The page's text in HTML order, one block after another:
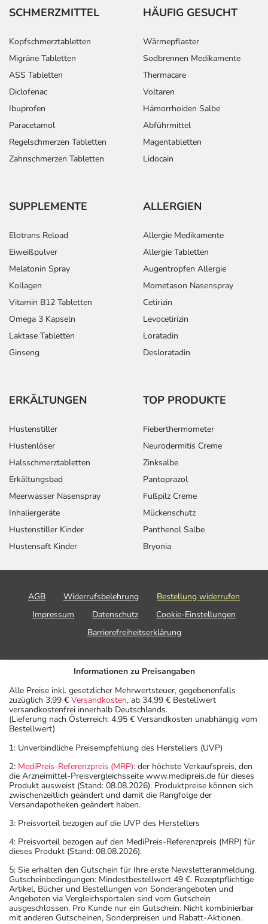
SCHMERZMITTEL
Kopfschmerztabletten
Migräne Tabletten
ASS Tabletten
Diclofenac
Ibuprofen
Paracetamol
Regelschmerzen Tabletten
Zahnschmerzen Tabletten
HÄUFIG GESUCHT
Wärmepflaster
Sodbrennen Medikamente
Thermacare
Voltaren
Hämorrhoiden Salbe
Abführmittel
Magentabletten
Lidocain
SUPPLEMENTE
Elotrans Reload
Eiweißpulver
Melatonin Spray
Kollagen
Vitamin B12 Tabletten
Omega 3 Kapseln
Laktase Tabletten
Ginseng
ALLERGIEN
Allergie Medikamente
Allergie Tabletten
Augentropfen Allergie
Mometason Nasenspray
Cetirizin
Levocetirizin
Loratadin
Desloratadin
ERKÄLTUNGEN
Hustenstiller
Hustenlöser
Halsschmerztabletten
Erkältungsbad
Meerwasser Nasenspray
Inhaliergeräte
Hustenstiller Kinder
Hustensaft Kinder
TOP PRODUKTE
Fieberthermometer
Neurodermitis Creme
Zinksalbe
Pantoprazol
Fußpilz Creme
Mückenschutz
Panthenol Salbe
Bryonia
AGB Widerrufsbelehrung
Bestellung widerrufen
Impressum
Datenschutz
Cookie-Einstellungen
Barrierefreiheitserklärung
Informationen zu Preisangaben
Alle Preise inkl. gesetzlicher Mehrwertsteuer, gegebenenfalls
zuzüglich 3,99 € Versandkosten, ab 34,99 € Bestellwert
versandkostenfrei innerhalb Deutschlands.
(Lieferung nach Österreich: 4,95 € Versandkosten unabhängig vom
Bestellwert)
1: Unverbindliche Preisempfehlung des Herstellers (UVP)
2: MediPreis-Referenzpreis (MRP): der höchste Verkaufspreis, den
die Arzneimittel-Preisvergleichsseite www.medipreis.de für dieses
Produkt ausweist (Stand: 08.08.2026). Produktpreise können sich
zwischenzeitlich geändert und damit die Rangfolge der
Versandapotheken geändert haben.
3: Preisvorteil bezogen auf die UVP des Herstellers
4: Preisvorteil bezogen auf den MediPreis-Referenzpreis (MRP) für
dieses Produkt (Stand: 08.08.2026).
5: Sie erhalten den Gutschein für Ihre erste Newsletteranmeldung.
Gutscheinbedingungen: Mindestbestellwert 49 €. Rezeptpflichtige
Artikel, Bücher und Bestellungen von Sonderangeboten und
Angeboten via Vergleichsportalen sind vom Gutschein
ausgeschlossen. Pro Kunde nur ein Gutschein. Nicht kombinierbar
mit anderen Gutscheinen, Sonderpreisen und Rabatt-Aktionen.